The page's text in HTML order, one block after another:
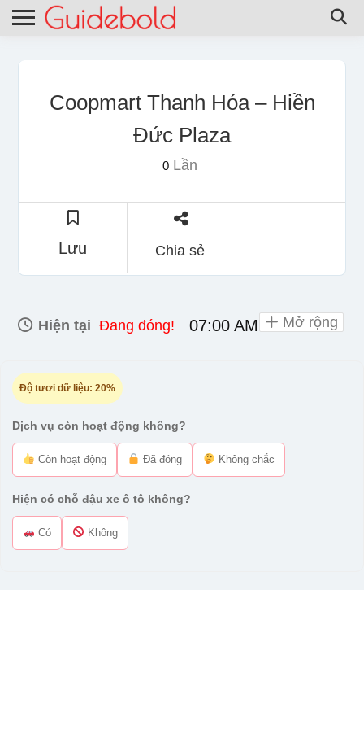
Coopmart Thanh Hóa – Hiền
Đức Plaza
0Lần
Lưu Chia sẻ
Hiện tại Đang đóng! 07:00 AM - 10:00 PM
Độ tươi dữ liệu: 20%
Dịch vụ còn hoạt động không?
Còn hoạt động Đã đóng Không chắc
Hiện có chỗ đậu xe ô tô không?
Có Không
Mở rộng